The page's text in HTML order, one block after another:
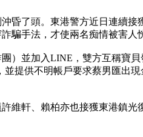
昏了頭。東港警方近日連續
騙手法，才使兩名痴情被害人
）並加入LINE，雙方互稱寶
提供不明帳戶要求蔡男匯出
維軒、賴柏亦也接獲東港鎮